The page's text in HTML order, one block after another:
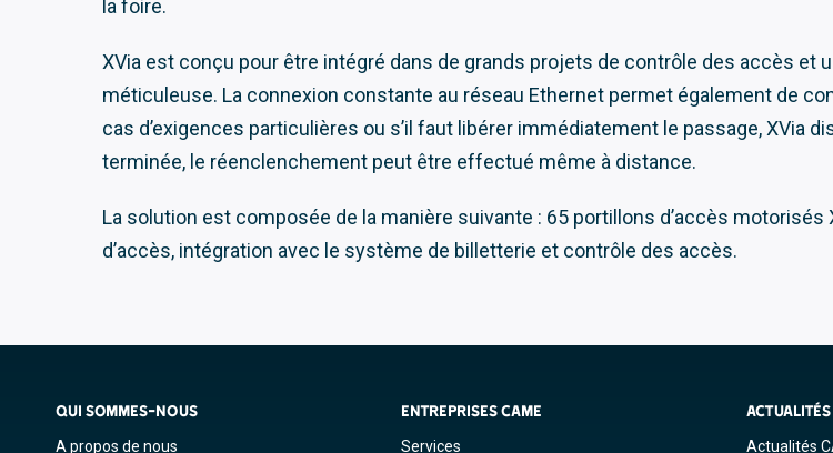
la foire.
XVia est conçu pour être intégré dans de grands projets de contrôle des accès et
méticuleuse. La connexion constante au réseau Ethernet permet également de
cas d’exigences particulières ou s’il faut libérer immédiatement le passage, XVia
terminée, le réenclenchement peut être effectué même à distance.
La solution est composée de la manière suivante : 65 portillons d’accès
d’accès, intégration avec le système de billetterie et contrôle des accès.
QUI SOMMES-NOUS
A propos de nous
ENTREPRISES CAME
Services
Actualités